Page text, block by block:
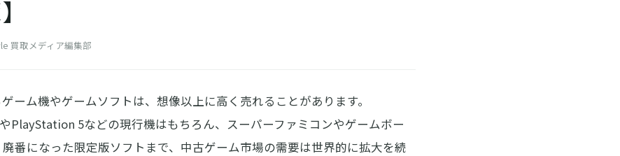
買取メディア編集部
ゲーム機やゲームソフトは、想像以上に高く売れる ことがあります。
PlayStation 5などの現行機はもちろん、スーパーファミコンやゲームボー
番になった限定版ソフトまで、中古ゲーム市場の需要は世界的に拡大を続